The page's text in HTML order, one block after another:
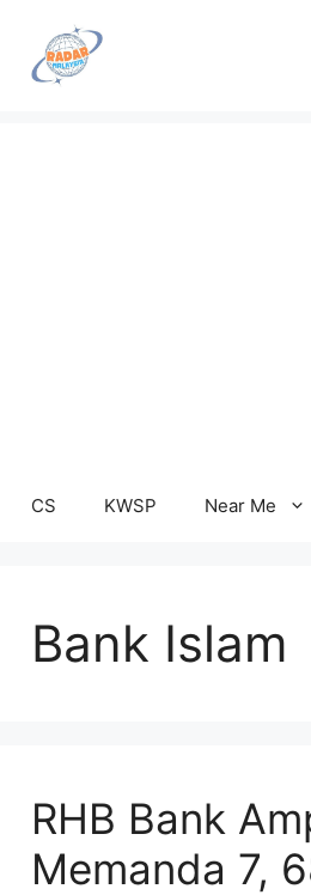
CS KWSP Near Me
Bank Islam
RHB Bank
Memanda 7,